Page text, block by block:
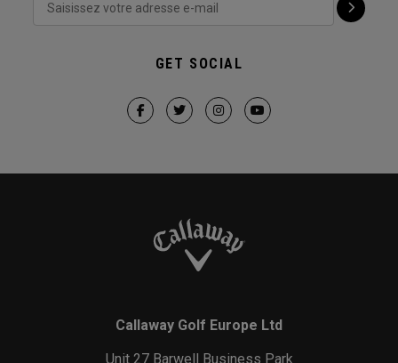
GET SOCIAL
Callaway Golf Europe Ltd
Unit 27 Barwell Business Park